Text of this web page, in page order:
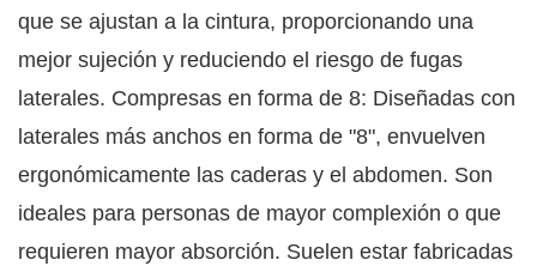
que se ajustan a la cintura, proporcionando una
mejor sujeción y reduciendo el riesgo de fugas
laterales. Compresas en forma de 8: Diseñadas con
laterales más anchos en forma de "8", envuelven
ergonómicamente las caderas y el abdomen. Son
ideales para personas de mayor complexión o que
requieren mayor absorción. Suelen estar fabricadas